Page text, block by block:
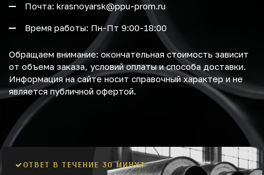
Почта: krasnoyarsk@ppu-prom.ru
Время работы: Пн-Пт 9:00-18:00
Обращаем внимание: окончательная стоимость зависит
от объема заказа, условий оплаты и способа доставки.
Информация на сайте носит справочный характер и не
является публичной офертой.
ОТВЕТ В ТЕЧЕНИЕ 30 МИНУТ